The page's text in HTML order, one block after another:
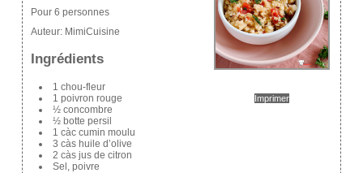
Imprimer
Pour 6 personnes
Auteur: MimiCuisine
Ingrédients
1 chou-fleur
1 poivron rouge
½ concombre
½ botte persil
1 càc cumin moulu
3 càs huile d’olive
2 càs jus de citron
Sel, poivre